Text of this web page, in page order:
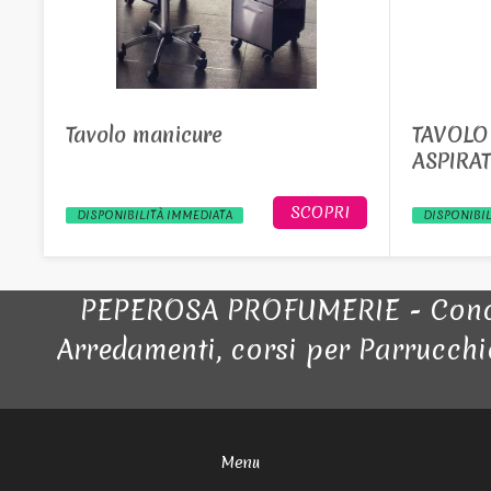
Tavolo manicure
DISPONIBILITÀ IMMEDIATA SCOPRI
PEPEROSA PROFUMERIE -
Arredamenti, corsi per
Menu